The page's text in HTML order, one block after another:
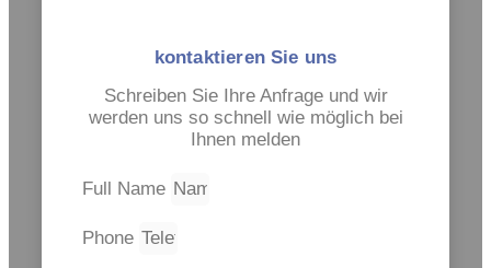
kontaktieren Sie uns
Schreiben Sie Ihre Anfrage und wir
werden uns so schnell wie möglich bei
Ihnen melden
Full Name
Phone